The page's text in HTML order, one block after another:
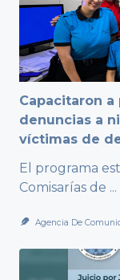
Capacitaron
denuncias a
víctimas de
El programa
Comisarías de ...
Agencia De